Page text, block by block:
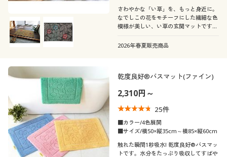
さわやかな「い草」を、もっと身近に。
なでしこの花をモチーフにした繊細な色
模様が美しい、い草の玄関マットです。
るとされるヒバエッセンス加工を施しま
2026年春夏販売商品
乾度良好®バスマット(ファイン)
2,310円～
25件
■カラー/4色展開
■サイズ/横50×縦35cm～横85×縦60cm
触れた瞬間1秒吸水! 乾度良好®バスマッ
トです。水分をたっぷり吸収してすばや